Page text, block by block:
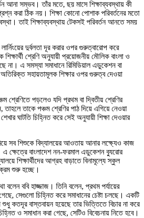
আনা সম্ভব। তাঁর মতে, ছয় মাসে শিক্ষাব্যবস্থায় কী
করা ঠিক নয়। শিক্ষা কোনো পোশাক পরিবর্তনের মতো
তাই শিক্ষাব্যবস্থায় টেকসই পরিবর্তন আনতে সময়
দুর্বলতা দূর করার ওপর গুরুত্বারোপ করে
শিক্ষার্থী শ্রেণি অনুযায়ী প্রয়োজনীয় মৌলিক বাংলা ও
না। এ সমস্যা সমাধানে রিমিডিয়াল এডুকেশন বা
অতিরিক্ত সহায়তামূলক শিক্ষার ওপর গুরুত্ব দেওয়া
শ্রেণিতে পড়লেও যদি প্রথম বা দ্বিতীয় শ্রেণির
তাকে পঞ্চম শ্রেণির পাঠ দিয়ে এগিয়ে নেওয়া
ঘাটতি চিহ্নিত করে সেই অনুযায়ী শিক্ষা দেওয়ার
সব শিশুকে বিদ্যালয়ের আওতায় আনার লক্ষ্যেও কাজ
এ ক্ষেত্রে বাংলাদেশ নন-ফরমাল এডুকেশন ব্যুরোর
শিক্ষার্থীদের আগ্রহ বাড়াতে বিনামূল্যে স্কুল
শুরু হচ্ছে।
বলেন ববি হাজ্জাজ। তিনি বলেন, প্রথম পর্যায়ের
সেগুলো চিহ্নিত করে সমাধানের চেষ্টা চলছে। একটি
কতদূর বাস্তবায়ন হয়েছে তার ভিত্তিতে বিচার না করে
ও সমাধান করা গেছে, সেটিও বিবেচনায় নিতে হবে।